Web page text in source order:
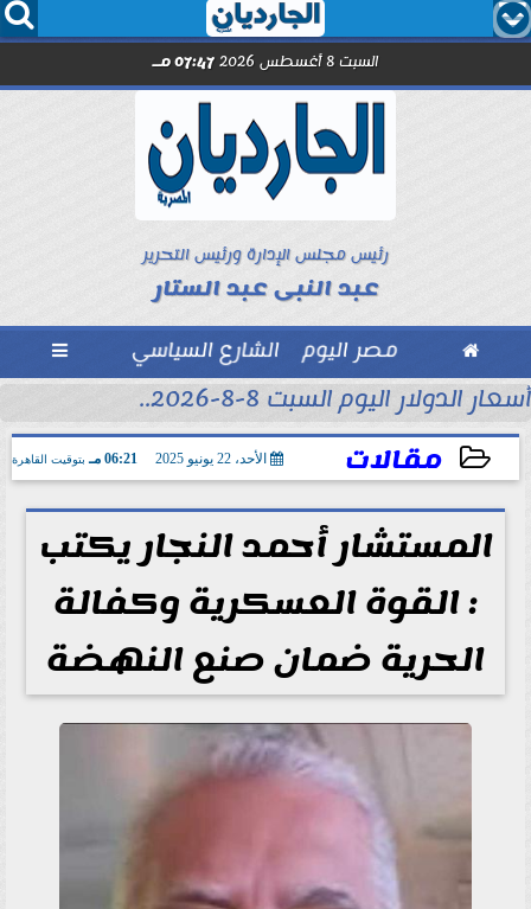
  
السبت 8 أغسطس 2026 07:47 مـ
رئيس مجلس الإدارة ورئيس التحرير
عبد النبى عبد الستار
 مصر اليوم الشارع السياسي 
أسعار الدولار اليوم السبت 8-8-2026..
مقالات الأحد، 22 يونيو 2025 06:21 مـ بتوقيت القاهرة
2025-06-22 18:21:33
المستشار أحمد النجار يكتب
: القوة العسكرية وكفالة
الحرية ضمان صنع النهضة